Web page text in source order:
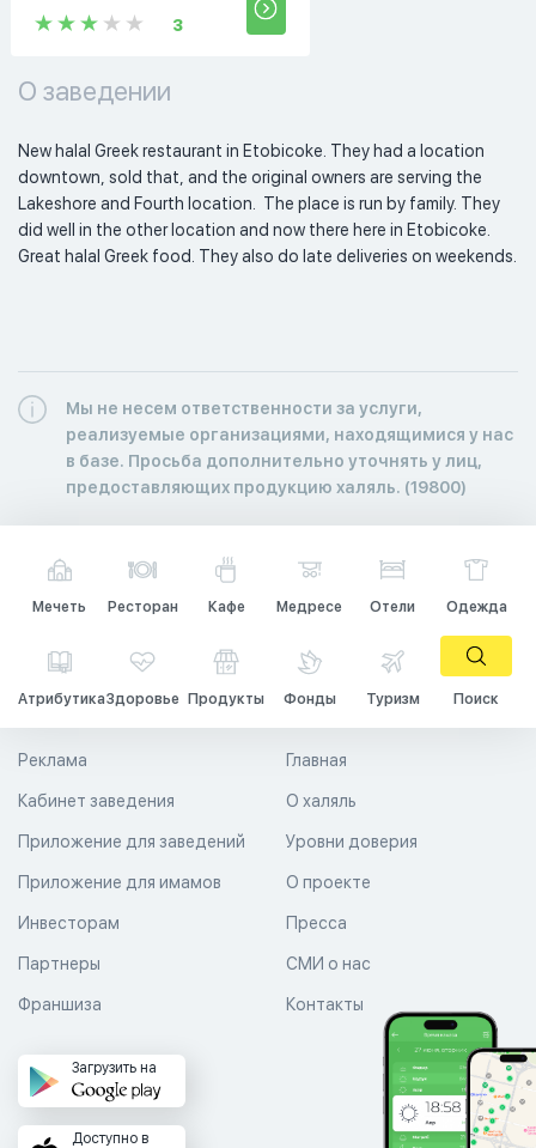
3
О заведении
New halal Greek restaurant in Etobicoke. They had a location
downtown, sold that, and the original owners are serving the
Lakeshore and Fourth location.  The place is run by family. They
did well in the other location and now there here in Etobicoke.
Мы не несем ответственности за услуги,
реализуемые организациями, находящимися у нас
в базе. Просьба дополнительно уточнять у лиц,
предоставляющих продукцию халяль. (19800)
Мечеть Ресторан Кафе Медресе Отели Одежда
АтрибутикаЗдоровье Продукты Фонды Туризм Поиск
Главная
О халяль
Уровни доверия
Реклама
Кабинет заведения
Приложение для заведений
Приложение для имамов О проекте
Пресса
СМИ о нас
Контакты
Инвесторам
Партнеры
Франшиза
Загрузить на
Доступно в